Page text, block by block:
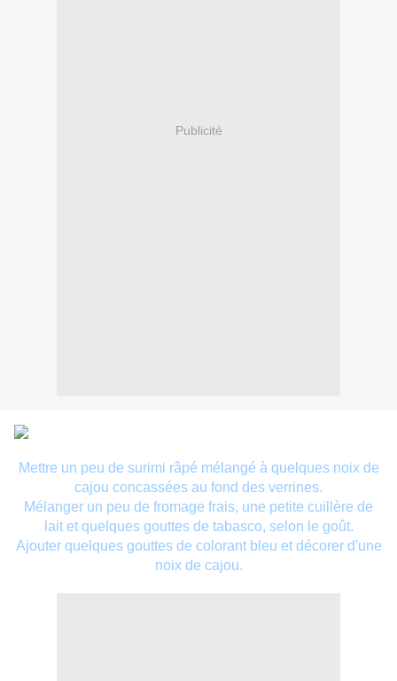
Publicité
Mettre un peu de surimi râpé mélangé à quelques noix de
cajou concassées au fond des verrines.
Mélanger un peu de fromage frais, une petite cuillère de
lait et quelques gouttes de tabasco, selon le goût.
Ajouter quelques gouttes de colorant bleu et décorer d'une
noix de cajou.